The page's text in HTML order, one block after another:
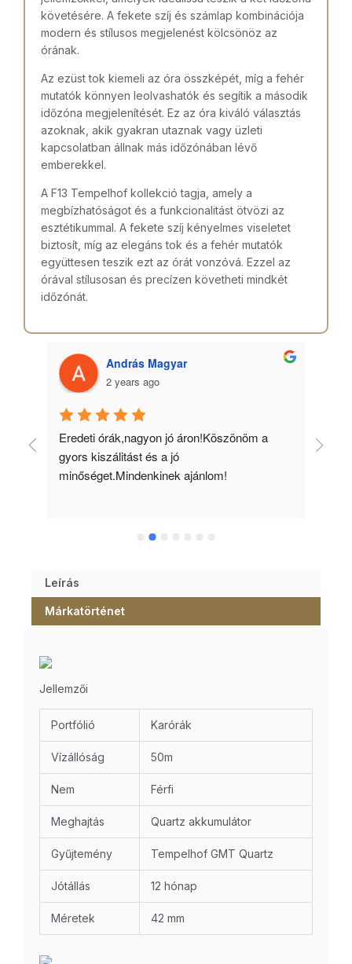
követésére. A fekete szíj és számlap kombinációja
modern és stílusos megjelenést kölcsönöz az
órának.
Az ezüst tok kiemeli az óra összképét, míg a fehér
mutatók könnyen leolvashatók és segítik a második
időzóna megjelenítését. Ez az óra kiváló választás
azoknak, akik gyakran utaznak vagy üzleti
kapcsolatban állnak más időzónában lévő
emberekkel.
A F13 Tempelhof kollekció tagja, amely a
megbízhatóságot és a funkcionalitást ötvözi az
esztétikummal. A fekete szíj kényelmes viseletet
biztosít, míg az elegáns tok és a fehér mutatók
együttesen teszik ezt az órát vonzóvá. Ezzel az
órával stílusosan és precízen követheti mindkét
időzónát.
András Magyar
2 years ago
Eredeti órák,nagyon jó áron!Köszönöm a
gyors kiszálitást és a jó
minőséget.Mindenkinek ajánlom!
Leírás
Márkatörténet
Jellemzői
Portfólió Karórák
Vízállóság 50m
Nem Férfi
Meghajtás Quartz akkumulátor
Gyűjtemény Tempelhof GMT Quartz
Jótállás 12 hónap
Méretek 42 mm